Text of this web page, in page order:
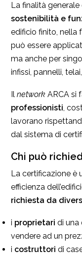
La finalità
sostenibilità e
edificio finito, nella
può essere
ma anche per
infissi, pannelli,
Il network ARCA si
professionisti,
lavorano
dal sistema di
Chi può
La certificazione è
efficienza
richiesta da
i proprietari di una
vendere ad un
i costruttori di